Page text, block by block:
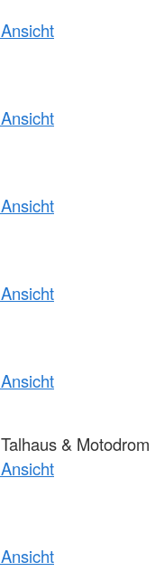
& Motodrom